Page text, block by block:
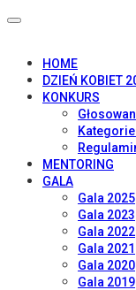
HOME
DZIEŃ KOBIET
KONKURS
MENTORING
GALA
Gala 2025
Gala 2023
Gala 2022
Gala 2021
Gala 2020
Gala 2019